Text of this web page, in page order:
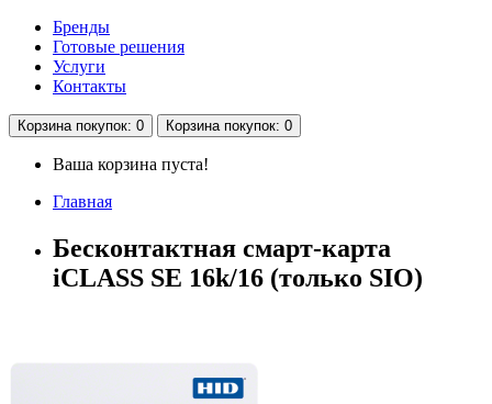
Бренды
Готовые решения
Услуги
Контакты
Корзинапокупок: 0 Корзинапокупок: 0
Ваша корзина пуста!
Главная
Бесконтактная смарт-карта
iCLASS SE 16k/16 (только SIO)